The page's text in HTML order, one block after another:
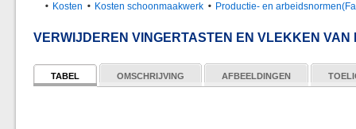
Kosten Kosten schoonmaakwerk Productie- en
VERWIJDEREN VINGERTASTEN EN VLEKKEN
TABEL OMSCHRIJVING AFBEELDINGEN